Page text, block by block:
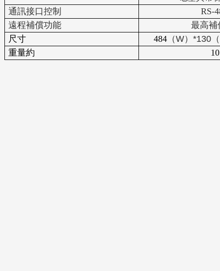
通訊接口控制
RS-
遠程補償功能
最高補
尺寸
484 （W） *130 （
重量約